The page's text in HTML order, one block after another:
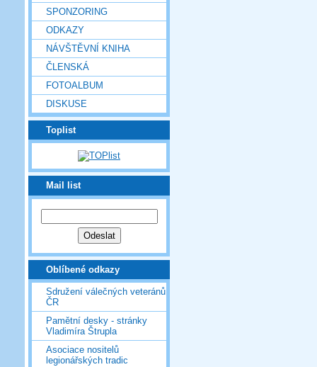
SPONZORING
ODKAZY
NÁVŠTĚVNÍ KNIHA
ČLENSKÁ
FOTOALBUM
DISKUSE
Toplist
Mail list
Oblíbené odkazy
Sdružení válečných veteránů
ČR
Pamětní desky - stránky
Vladimíra Štrupla
Asociace nositelů
legionářských tradic